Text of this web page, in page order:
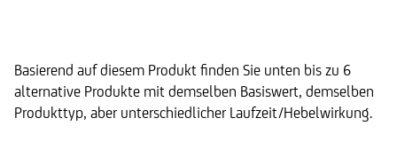
Basierend auf diesem Produkt finden Sie unten bis zu 6
alternative Produkte mit demselben Basiswert, demselben
Produkttyp, aber unterschiedlicher Laufzeit/Hebelwirkung.